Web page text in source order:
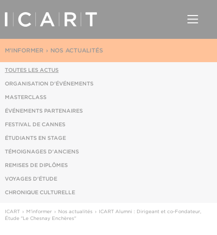
NOS ACTUALITÉS
M'INFORMER
TOUTES LES ACTUS
ORGANISATION D'ÉVÉNEMENTS
MASTERCLASS
ÉVÉNEMENTS PARTENAIRES
FESTIVAL DE CANNES
ÉTUDIANTS EN STAGE
TÉMOIGNAGES D'ANCIENS
REMISES DE DIPLÔMES
VOYAGES D'ÉTUDE
CHRONIQUE CULTURELLE
ICART M'informer Nos actualités
ICART Alumni : Dirigeant et co-Fondateur,
Étude "Le Chesnay Enchères"